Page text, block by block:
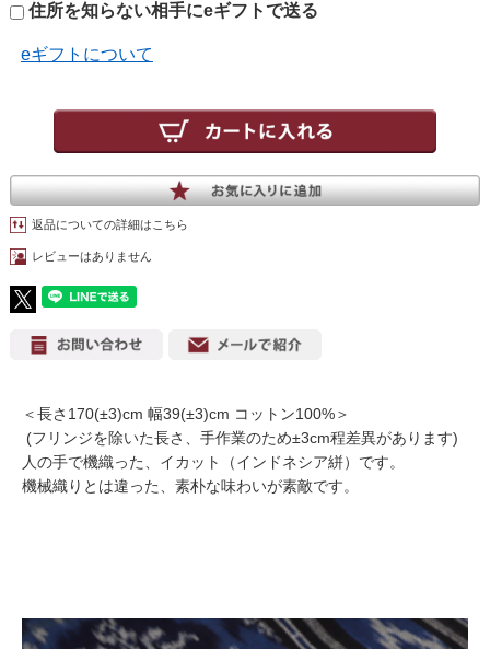
住所を知らない相手にeギフトで送る
eギフトについて
返品についての詳細はこちら
レビューはありません
＜長さ170(±3)cm 幅39(±3)cm コットン100%＞
(フリンジを除いた長さ、手作業のため±3cm程差異があります)
人の手で機織った、イカット（インドネシア絣）です。
機械織りとは違った、素朴な味わいが素敵です。